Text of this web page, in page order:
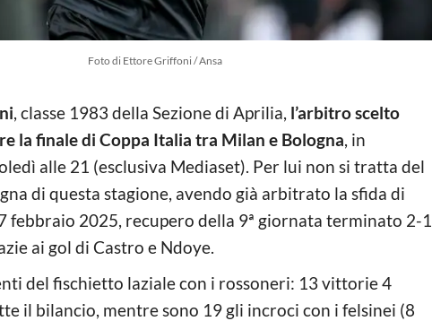
Foto di Ettore Griffoni / Ansa
, classe 1983 della Sezione di Aprilia, l’arbitro scelto
la finale di Coppa Italia tra Milan e Bologna, in
alle 21 (esclusiva Mediaset). Per lui non si tratta del
di questa stagione, avendo già arbitrato la sfida di
febbraio 2025, recupero della 9ª giornata terminato 2-1
ai gol di Castro e Ndoye.
del fischietto laziale con i rossoneri: 13 vittorie 4
il bilancio, mentre sono 19 gli incroci con i felsinei (8